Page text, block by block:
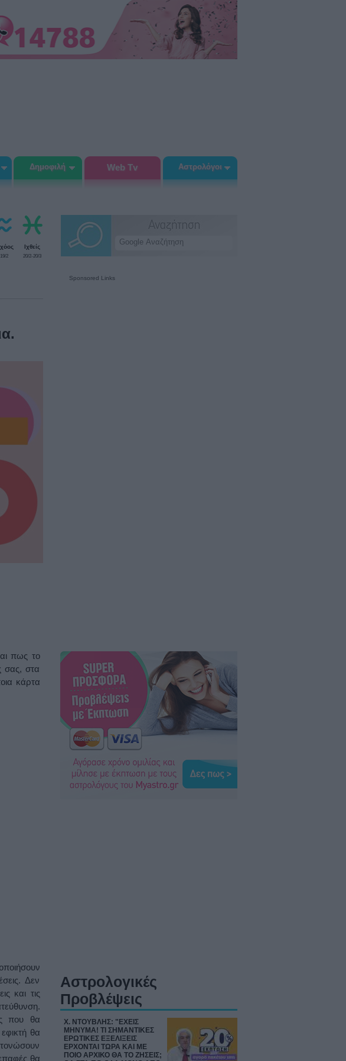
Δημοφιλή Web Tv Αστρολόγοι
2
Ιχθείς
20/2-20/3
πως το
σας, στα
κάρτα
Δεν
και τις
που θα
θα
θα
Sponsored Links
Αστρολογικές
Προβλέψεις
Χ. ΝΤΟΥΒΛΗΣ: "ΕΧΕΙΣ
ΜΗΝΥΜΑ! ΤΙ ΣΗΜΑΝΤΙΚΕΣ
ΕΡΩΤΙΚΕΣ ΕΞΕΛΙΞΕΙΣ
ΕΡΧΟΝΤΑΙ ΤΩΡΑ ΚΑΙ ΜΕ
ΠΟΙΟ ΑΡΧΙΚΟ ΘΑ ΤΟ ΖΗΣΕΙΣ;